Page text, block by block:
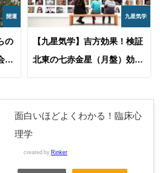
開運
の
が
九星気学
【九星気学】吉方効果！検証
北東の七赤金星（月盤）効果
面白いほどよくわかる！臨床心
理学
created by Rinker